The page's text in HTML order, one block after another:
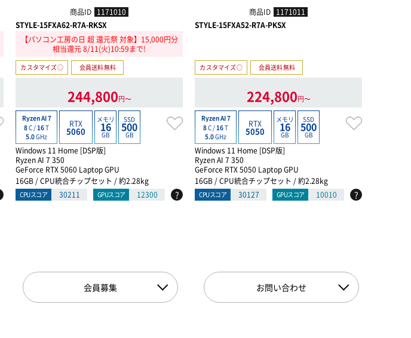
商品ID 1171010
STYLE-15FXA62-R7A-RKSX
【パソコン工房の日 超 還元祭 対象】15,000円分
相当還元 8/11(火)10:59まで!
カスタマイズ○ 会員送料無料
244,800円〜
Ryzen AI 7
8C / 16T
5.0GHz
RTX
5060
メモリ
16
GB
SSD
500
GB
Windows 11 Home [DSP版]
Ryzen AI 7 350
GeForce RTX 5060 Laptop GPU
16GB / CPU統合チップセット / 約2.28kg
CPUスコア 30211 GPUスコア 12300 ?
商品ID 1171011
STYLE-15FXA52-R7A-PKSX
カスタマイズ○ 会員送料無料
224,800円〜
Ryzen AI 7
8C / 16T
5.0GHz
RTX
5050
メモリ
16
GB
SSD
500
GB
Windows 11 Home [DSP版]
Ryzen AI 7 350
GeForce RTX 5050 Laptop GPU
16GB / CPU統合チップセット / 約2.28kg
CPUスコア 30127 GPUスコア 10010 ?
会員募集 お問い合わせ